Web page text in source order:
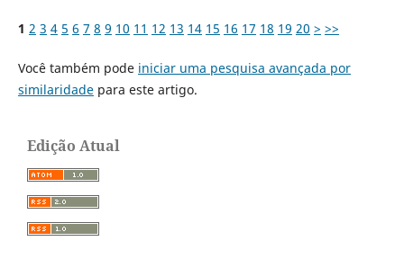
1 2 3 4 5 6 7 8 9 10 11 12 13 14 15 16 17 18 19 20 > >>
Você também pode iniciar uma pesquisa avançada por
similaridadepara este artigo.
Edição Atual